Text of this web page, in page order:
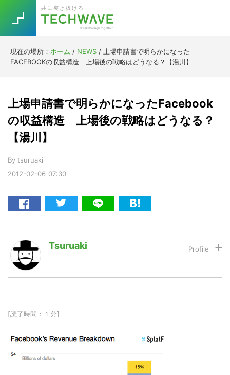
primary
navigation
main
content
primary
sidebar
footer
共に突き抜ける
現在の場所： ホーム / NEWS / 上場申請書で明らかになった
FACEBOOKの収益構造 上場後の戦略はどうなる？【湯川】
2012-02-06 07:30
上場申請書で明らかになったFacebook
の収益構造 上場後の戦略はどうなる？
【湯川】
By tsuruaki
Tsuruaki
[読了時間：１分]
TOPICS
RE:LIFE
Re:Work
AI
暗号資産
VR/AR
[Startup]
[Voice Edition]
[YouTube]
LINE
特集
Trend 今話題の注目キーワード
5G Asana テレワーク
ニューノーマル
Daily Weekly